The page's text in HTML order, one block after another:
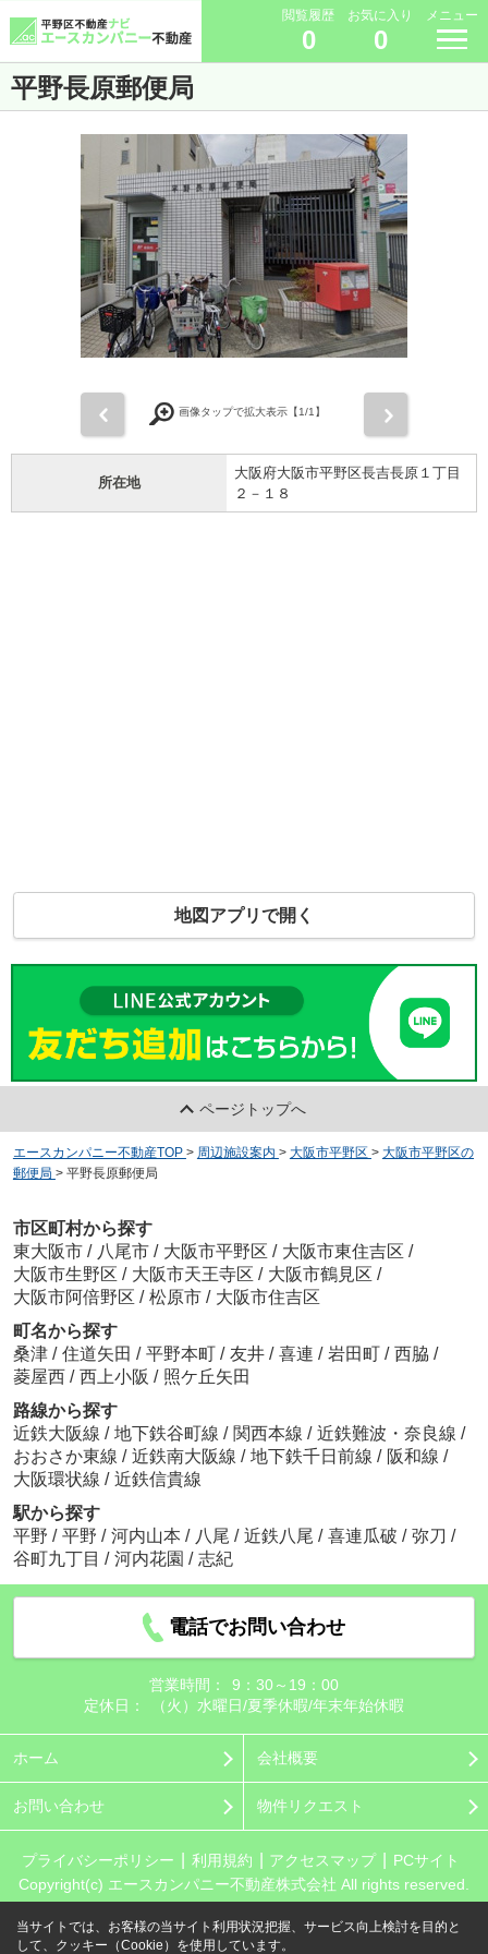
閲覧履歴
0
お気に入り
0
メニュー
平野長原郵便局
画像タップで拡大表示【1/1】
所在地
大阪府大阪市平野区長吉長原１丁目
２－１８
地図アプリで開く
ページトップへ
エースカンパニー不動産TOP > 周辺施設案内 > 大阪市平野区 > 大阪市平野区の
郵便局 > 平野長原郵便局
市区町村から探す
東大阪市 / 八尾市 / 大阪市平野区 / 大阪市東住吉区 /
大阪市生野区 / 大阪市天王寺区 / 大阪市鶴見区 /
大阪市阿倍野区 / 松原市 / 大阪市住吉区
町名から探す
桑津 / 住道矢田 / 平野本町 / 友井 / 喜連 / 岩田町 / 西脇 /
菱屋西 / 西上小阪 / 照ケ丘矢田
路線から探す
近鉄大阪線 / 地下鉄谷町線 / 関西本線 / 近鉄難波・奈良線 /
おおさか東線 / 近鉄南大阪線 / 地下鉄千日前線 / 阪和線 /
大阪環状線 / 近鉄信貴線
駅から探す
平野 / 平野 / 河内山本 / 八尾 / 近鉄八尾 / 喜連瓜破 / 弥刀 /
谷町九丁目 / 河内花園 / 志紀
電話でお問い合わせ
営業時間：
9：30～19：00
定休日：
（火）水曜日/夏季休暇/年末年始休暇
ホーム 会社概要
お問い合わせ 物件リクエスト
プライバシーポリシー 利用規約 アクセスマップ
PCサイト
Copyright(c) エースカンパニー不動産株式会社 All rights reserved.
当サイトでは、お客様の当サイト利用状況把握、サービス向上検討を目的と
して、クッキー（Cookie）を使用しています。